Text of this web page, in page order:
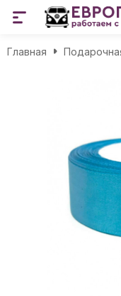
Главная